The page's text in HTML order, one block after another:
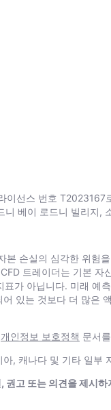
이선스 번호
베이 로드니 빌리지,
손실의 심각한 위험
트레이더는 기본
가 아닙니다. 미래 예
있는 것보다 더 많은
개인정보 보호정책 문서
, 캐나다 및 기타 일부
고 또는 의견을 제시하